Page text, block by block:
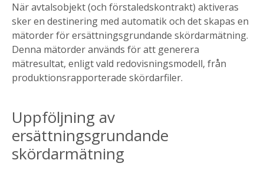
När avtalsobjekt (och förstaledskontrakt) aktiveras
sker en destinering med automatik och det skapas en
mätorder för ersättningsgrundande skördarmätning.
Denna mätorder används för att generera
mätresultat, enligt vald redovisningsmodell, från
produktionsrapporterade skördarfiler.
Uppföljning av
ersättningsgrundande
skördarmätning